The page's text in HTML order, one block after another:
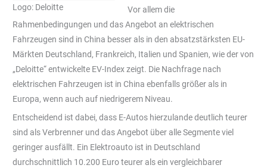
Logo: Deloitte
Vor allem die
Rahmenbedingungen und das Angebot an elektrischen
Fahrzeugen sind in China besser als in den absatzstärksten EU-
Märkten Deutschland, Frankreich, Italien und Spanien, wie der von
„Deloitte“ entwickelte EV-Index zeigt. Die Nachfrage nach
elektrischen Fahrzeugen ist in China ebenfalls größer als in
Europa, wenn auch auf niedrigerem Niveau.
Entscheidend ist dabei, dass E-Autos hierzulande deutlich teurer
sind als Verbrenner und das Angebot über alle Segmente viel
geringer ausfällt. Ein Elektroauto ist in Deutschland
durchschnittlich 10.200 Euro teurer als ein vergleichbarer